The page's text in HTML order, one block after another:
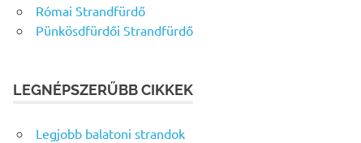
Római Strandfürdő
Pünkösdfürdői Strandfürdő
LEGNÉPSZERŰBB CIKKEK
Legjobb balatoni strandok